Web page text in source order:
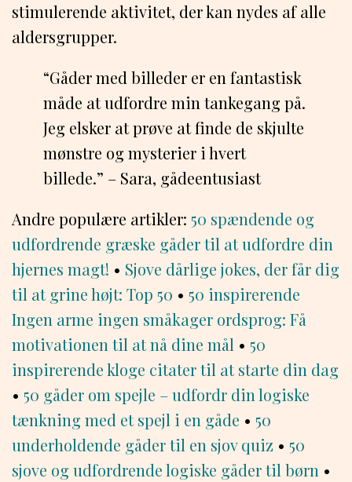
stimulerende aktivitet, der kan nydes af alle
aldersgrupper.
“Gåder med billeder er en fantastisk
måde at udfordre min tankegang på.
Jeg elsker at prøve at finde de skjulte
mønstre og mysterier i hvert
billede.” – Sara, gådeentusiast
Andre populære artikler: 50 spændende og
udfordrende græske gåder til at udfordre din
hjernes magt! • Sjove dårlige jokes, der får dig
til at grine højt: Top 50 • 50 inspirerende
Ingen arme ingen småkager ordsprog: Få
motivationen til at nå dine mål • 50
inspirerende kloge citater til at starte din dag
• 50 gåder om spejle – udfordr din logiske
tænkning med et spejl i en gåde • 50
underholdende gåder til en sjov quiz • 50
sjove og udfordrende logiske gåder til børn •